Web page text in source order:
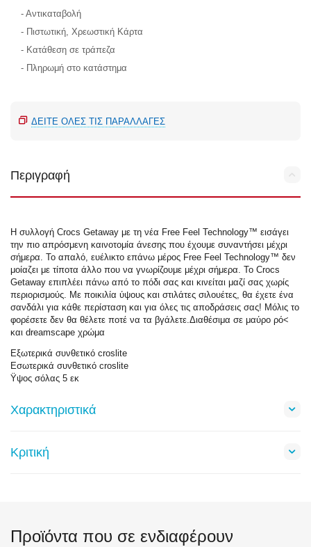
- Αντικαταβολή
- Πιστωτική, Χρεωστική Κάρτα
- Κατάθεση σε τράπεζα
- Πληρωμή στο κατάστημα
ΔΕΊΤΕ ΌΛΕΣ ΤΙΣ ΠΑΡΑΛΛΑΓΈΣ
Περιγραφή
Η συλλογή Crocs Getaway με τη νέα Free Feel Technology™ εισάγει
την πιο απρόσμενη καινοτομία άνεσης που έχουμε συναντήσει μέχρι
σήμερα. Το απαλό, ευέλικτο επάνω μέρος Free Feel Technology™ δεν
μοίαζει με τίποτα άλλο που να γνωρίζουμε μέχρι σήμερα. Το Crocs
Getaway επιπλέει πάνω από το πόδι σας και κινείται μαζί σας χωρίς
περιορισμούς. Με ποικιλία ύψους και στιλάτες σιλουέτες, θα έχετε ένα
σανδάλι για κάθε περίσταση και για όλες τις αποδράσεις σας! Μόλις το
φορέσετε δεν θα θέλετε ποτέ να τα βγάλετε.Διαθέσιμα σε μαύρο ρό<
και dreamscape χρώμα
Εξωτερικά συνθετικό croslite
Εσωτερικά συνθετικό croslite
Ϋψος σόλας 5 εκ
Χαρακτηριστικά
Κριτική
Προϊόντα που σε ενδιαφέρουν